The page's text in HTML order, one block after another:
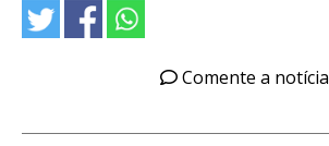
Comente a notícia